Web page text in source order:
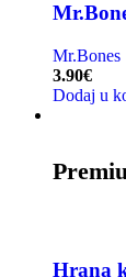
Mr.Bones
3.90€
Dodaj u
Hrana